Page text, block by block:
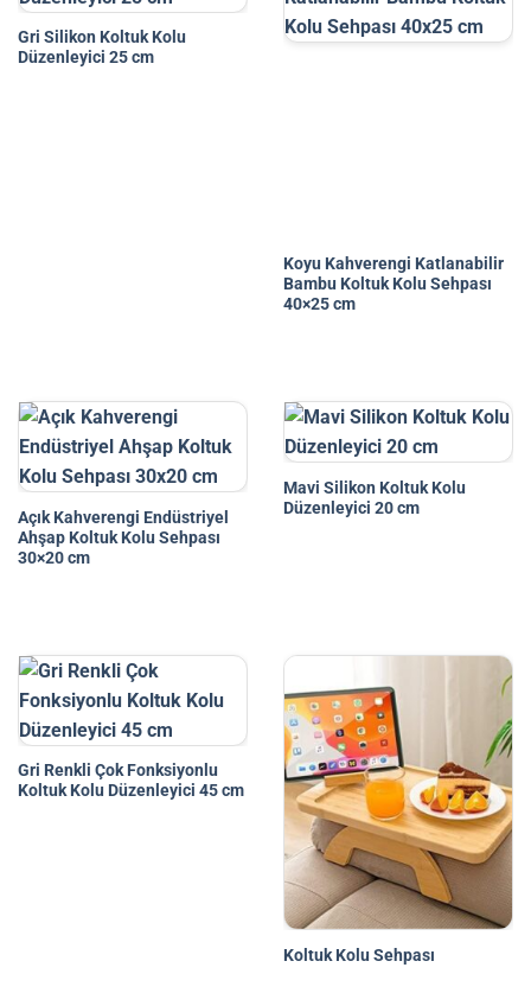
Gri Silikon Koltuk Kolu
Düzenleyici 25 cm
Koyu Kahverengi Katlanabilir
Bambu Koltuk Kolu Sehpası
40×25 cm
Açık Kahverengi Endüstriyel
Ahşap Koltuk Kolu Sehpası
30×20 cm
Mavi Silikon Koltuk Kolu
Düzenleyici 20 cm
Gri Renkli Çok Fonksiyonlu
Koltuk Kolu Düzenleyici 45 cm
Koltuk Kolu Sehpası